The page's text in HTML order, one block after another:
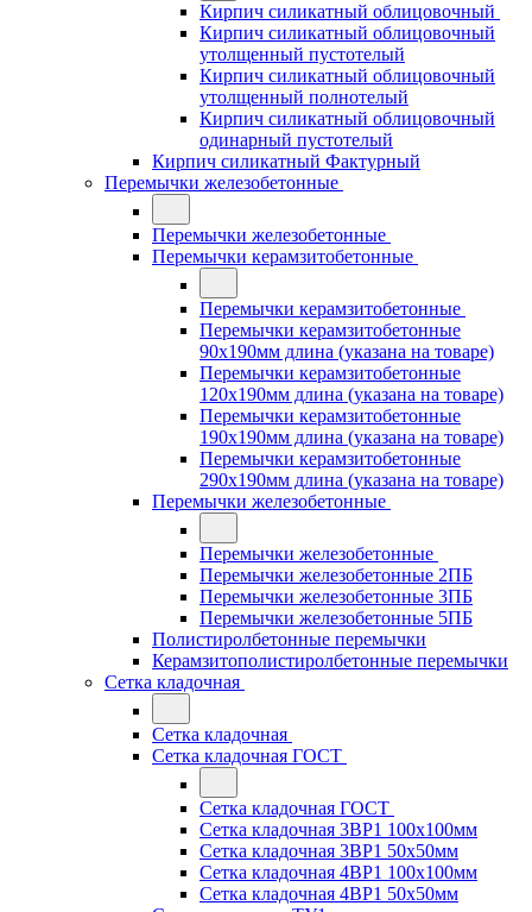
Кирпич силикатный облицовочный
Кирпич силикатный облицовочный
утолщенный пустотелый
Кирпич силикатный облицовочный
утолщенный полнотелый
Кирпич силикатный облицовочный
одинарный пустотелый
Кирпич силикатный Фактурный
Перемычки железобетонные
Перемычки железобетонные
Перемычки керамзитобетонные
Перемычки керамзитобетонные
Перемычки керамзитобетонные
90x190мм длина (указана на товаре)
Перемычки керамзитобетонные
120x190мм длина (указана на товаре)
Перемычки керамзитобетонные
190x190мм длина (указана на товаре)
Перемычки керамзитобетонные
290x190мм длина (указана на товаре)
Перемычки железобетонные
Перемычки железобетонные
Перемычки железобетонные 2ПБ
Перемычки железобетонные 3ПБ
Перемычки железобетонные 5ПБ
Полистиролбетонные перемычки
Керамзитополистиролбетонные перемычки
Сетка кладочная
Сетка кладочная
Сетка кладочная ГОСТ
Сетка кладочная ГОСТ
Сетка кладочная 3ВР1 100x100мм
Сетка кладочная 3ВР1 50x50мм
Сетка кладочная 4ВР1 100x100мм
Сетка кладочная 4ВР1 50x50мм